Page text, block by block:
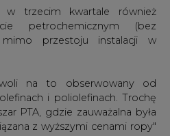
w trzecim kwartale również
petrochemicznym (bez
mimo przestoju instalacji w
na to obserwowany od
i poliolefinach. Trochę
PTA, gdzie zauważalna była
z wyższymi cenami ropy"